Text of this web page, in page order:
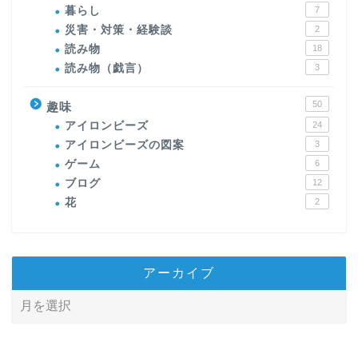
暮らし 7
災害・対策・経験談 2
読み物 18
読み物（戯言） 3
趣味 50
アイロンビーズ 24
アイロンビーズの図案 3
ゲーム 6
ブログ 12
花 2
アーカイブ